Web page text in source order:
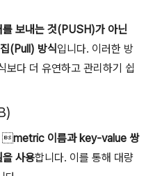
를 보내는 것(PUSH)가 아닌
(Pull) 방식 입니다. 이러한 방
다 더 유연하고 관리하기 쉽
metric 이름과 key-value 쌍
을 사용합니다. 이를 통해 대량